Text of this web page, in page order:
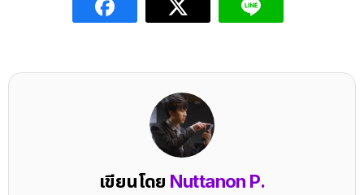
เขียนโดย Nuttanon P.